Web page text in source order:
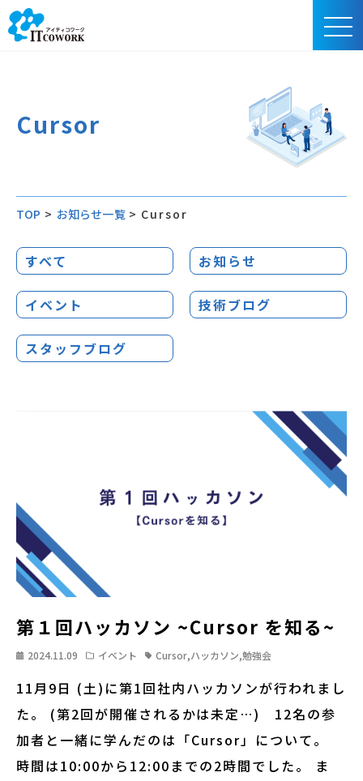
Cursor
TOP > お知らせ一覧 > Cursor
すべて お知らせ
イベント 技術ブログ
スタッフブログ
第１回ハッカソン ~Cursor を知る~
2024.11.09 イベント Cursor,ハッカソン,勉強会
11月9日 (土)に第1回社内ハッカソンが行われまし
た。 (第2回が開催されるかは未定…) 12名の参
加者と一緒に学んだのは「Cursor」について。
時間は10:00から12:00までの2時間でした。 ま